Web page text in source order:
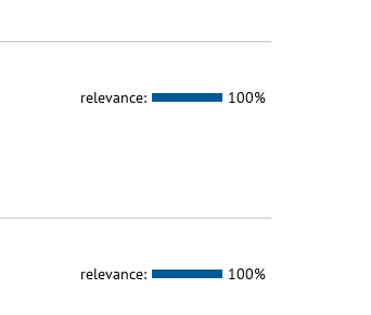
relevance: 100%
relevance: 100%